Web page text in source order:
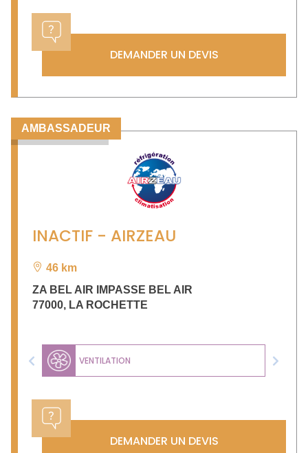
DEMANDER UN DEVIS
AMBASSADEUR
INACTIF - AIRZEAU
46 km
ZA BEL AIR IMPASSE BEL AIR
77000, LA ROCHETTE
VENTILATION
Previous Next
DEMANDER UN DEVIS